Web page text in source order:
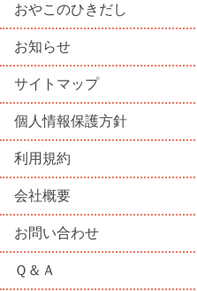
おやこ のひきだし
お知らせ
サイトマップ
個人情報保護方針
利用規約
会社概要
お問い合わせ
Ｑ＆Ａ